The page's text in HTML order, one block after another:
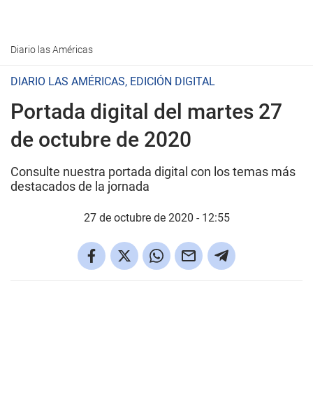
Diario las Américas
DIARIO LAS AMÉRICAS, EDICIÓN DIGITAL
Portada digital del martes 27
de octubre de 2020
Consulte nuestra portada digital con los temas más
destacados de la jornada
27 de octubre de 2020 - 12:55